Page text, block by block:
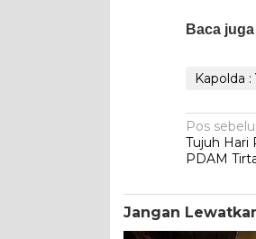
Baca juga
Kapolda
pos
Pos
Tujuh Hari
PDAM
Jangan